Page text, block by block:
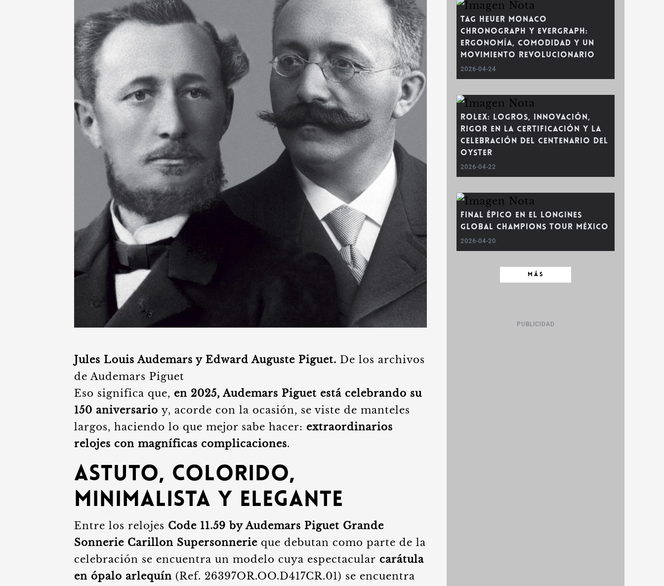
Jules Louis Audemars y Edward Auguste Piguet. De los archivos
de Audemars Piguet
Eso significa que, en 2025, Audemars Piguet está celebrando su
150 aniversario y, acorde con la ocasión, se viste de manteles
largos, haciendo lo que mejor sabe hacer: extraordinarios
relojes con magníficas complicaciones.
Astuto, colorido,
minimalista y elegante
Entre los relojes Code 11.59 by Audemars Piguet Grande
Sonnerie Carillon Supersonnerie que debutan como parte de la
celebración se encuentra un modelo cuya espectacular carátula
en ópalo arlequín (Ref. 26397OR.OO.D417CR.01) se encuentra
TAG Heuer Monaco
Chronograph y Evergraph:
ergonomía, comodidad y un
movimiento revolucionario
2026-04-24
Rolex: Logros, innovación,
rigor en la certificación y la
celebración del centenario del
Oyster
2026-04-22
Final épico en el Longines
Global Champions Tour México
2026-04-20
MÁS
PUBLICIDAD